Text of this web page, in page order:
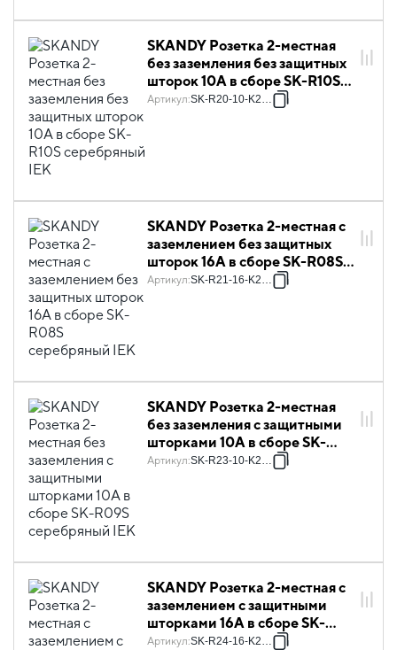
SKANDY Розетка 2-местная
без заземления без защитных
шторок 10А в сборе SK-R10S
серебряный IEK
Артикул:SK-R20-10-K23-F
SKANDY Розетка 2-местная с
заземлением без защитных
шторок 16А в сборе SK-R08S
серебряный IEK
Артикул:SK-R21-16-K23-F
SKANDY Розетка 2-местная
без заземления с защитными
шторками 10А в сборе SK-
R09S серебряный IEK
Артикул:SK-R23-10-K23-F
SKANDY Розетка 2-местная с
заземлением с защитными
шторками 16А в сборе SK-
R07S серебряный IEK
Артикул:SK-R24-16-K23-F